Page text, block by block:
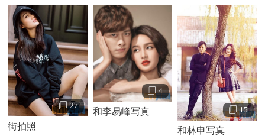
李沁演绎经历：
2008年，还在上海戏剧学院上学的李沁在机缘巧合下被《红
楼梦》剧组以及李少红导演看中，并最终决定由她来饰演金
陵十二钗-薛宝钗的少年时期。
2010年，李少红版《红楼梦》正式播出，李沁则凭借对少年
薛宝钗的演绎获得了南方影视盛典金南方年度最受媒体关注
奖和金南方年度最佳新人奖；此后，李沁与众多艺人共同出
演了中国共产党建党90周年献礼片《建党伟业》，并在片中
27
街拍照
4
和李易峰写真 15
和林申写真